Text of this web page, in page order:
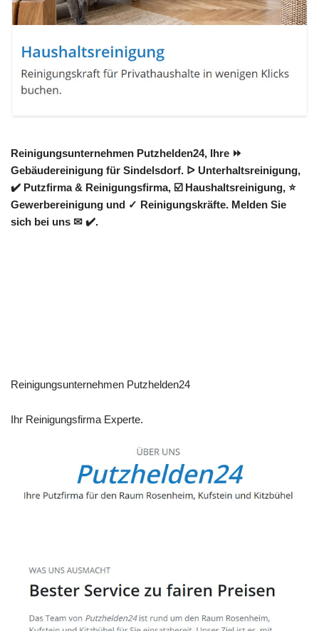
Reinigungsunternehmen Putzhelden24, Ihre ⏩
Gebäudereinigung für Sindelsdorf. ᐅ Unterhaltsreinigung,
✔️ Putzfirma & Reinigungsfirma, ☑️ Haushaltsreinigung, ⭐
Gewerbereinigung und ✓ Reinigungskräfte. Melden Sie
sich bei uns ✉ ✔️.
Reinigungsunternehmen Putzhelden24
Ihr Reinigungsfirma Experte.